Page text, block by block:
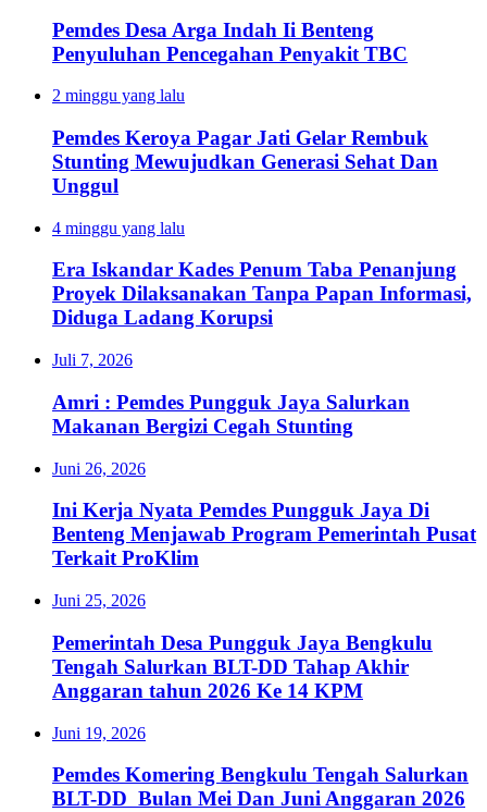
Pemdes Desa Arga Indah Ii Benteng
Penyuluhan Pencegahan Penyakit TBC
2 minggu yang lalu
Pemdes Keroya Pagar Jati Gelar Rembuk
Stunting Mewujudkan Generasi Sehat Dan
Unggul
4 minggu yang lalu
Era Iskandar Kades Penum Taba Penanjung
Proyek Dilaksanakan Tanpa Papan Informasi,
Diduga Ladang Korupsi
Juli 7, 2026
Amri : Pemdes Pungguk Jaya Salurkan
Makanan Bergizi Cegah Stunting
Juni 26, 2026
Ini Kerja Nyata Pemdes Pungguk Jaya Di
Benteng Menjawab Program Pemerintah Pusat
Terkait ProKlim
Juni 25, 2026
Pemerintah Desa Pungguk Jaya Bengkulu
Tengah Salurkan BLT-DD Tahap Akhir
Anggaran tahun 2026 Ke 14 KPM
Juni 19, 2026
Pemdes Komering Bengkulu Tengah Salurkan
BLT-DD Bulan Mei Dan Juni Anggaran 2026